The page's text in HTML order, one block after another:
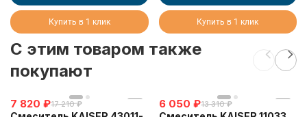
Купить в 1 клик Купить в 1 клик
C этим товаром также
покупают
7 820 ₽17 210 ₽ 6 050 ₽13 310 ₽